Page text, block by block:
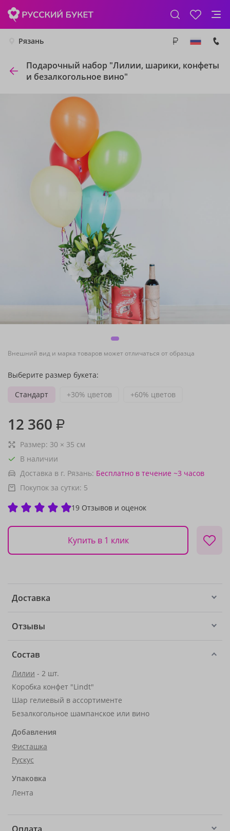
Рязань
Подарочный набор "Лилии, шарики, конфеты
и безалкогольное вино"
Внешний вид и марка товаров может отличаться от образца
Выберите размер букета:
Стандарт
+30% цветов +60% цветов
12 360 ₽
Размер: 30 × 35 см
В наличии
Доставка в г. Рязань: Бесплатно в течение ~3 часов
Покупок за сутки: 5
19 Отзывов и оценок
Купить в 1 клик
Доставка
Отзывы
Состав
Лилии - 2 шт.
Коробка конфет "Lindt"
Шар гелиевый в ассортименте
Безалкогольное шампанское или вино
Добавления
Фисташка
Рускус
Упаковка
Лента